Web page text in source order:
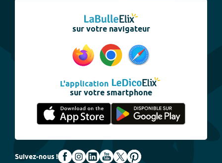
sur votre navigateur
L'application
sur votre smartphone
Suivez-nous !